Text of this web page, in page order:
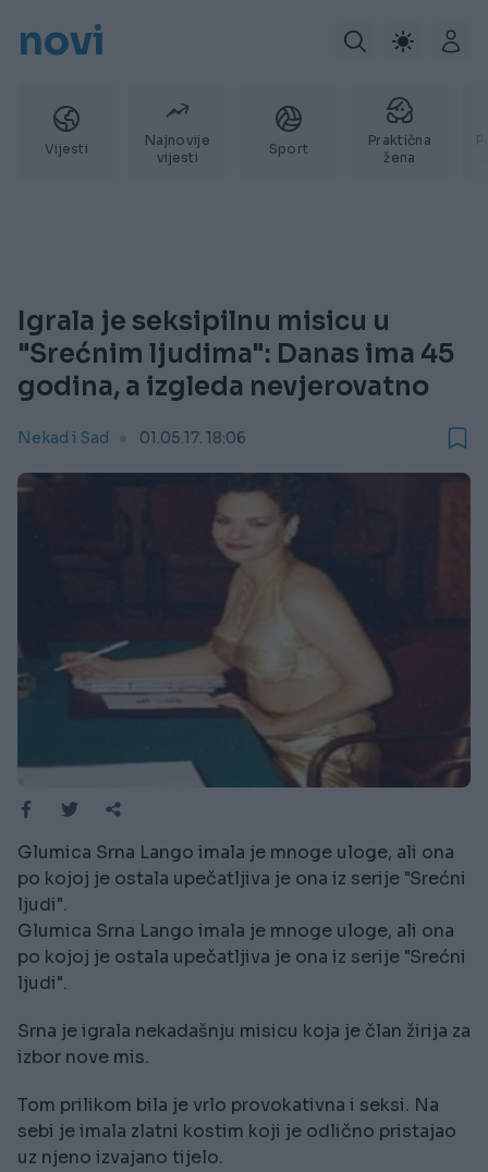
novi
Vijesti
Najnovije
vijesti
Sport
Praktična
žena
Igrala je seksipilnu misicu u
"Srećnim ljudima": Danas ima 45
godina, a izgleda nevjerovatno
Nekad i Sad 01.05.17. 18:06
Glumica Srna Lango imala je mnoge uloge, ali ona
po kojoj je ostala upečatljiva je ona iz serije "Srećni
ljudi".
Glumica Srna Lango imala je mnoge uloge, ali ona
po kojoj je ostala upečatljiva je ona iz serije "Srećni
ljudi".
Srna je igrala nekadašnju misicu koja je član žirija za
izbor nove mis.
Tom prilikom bila je vrlo provokativna i seksi. Na
sebi je imala zlatni kostim koji je odlično pristajao
uz njeno izvajano tijelo.